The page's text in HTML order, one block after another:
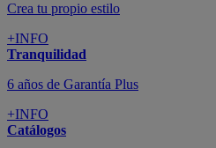
Crea tu propio estilo
+INFO
Tranquilidad
6 años de Garantía Plus
+INFO
Catálogos